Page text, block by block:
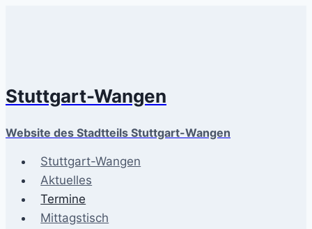
Stuttgart-Wangen
Website des Stadtteils Stuttgart-Wangen
Stuttgart-Wangen
Aktuelles
Termine
Mittagstisch